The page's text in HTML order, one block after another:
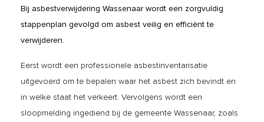
Bij asbestverwijdering Wassenaar wordt een zorgvuldig
stappenplan gevolgd om asbest veilig en efficiënt te
verwijderen.
Eerst wordt een professionele asbestinventarisatie
uitgevoerd om te bepalen waar het asbest zich bevindt en
in welke staat het verkeert. Vervolgens wordt een
sloopmelding ingediend bij de gemeente Wassenaar, zoals